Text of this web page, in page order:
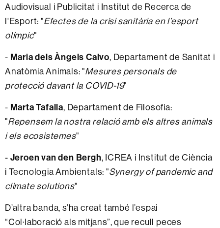
Audiovisual i Publicitat i Institut de Recerca de
l'Esport: "Efectes de la crisi sanitària en l’esport
olímpic"
- Maria dels Àngels Calvo, Departament de Sanitat i
Anatòmia Animals: "Mesures personals de
protecció davant la COVID-19"
- Marta Tafalla, Departament de Filosofia:
"Repensem la nostra relació amb els altres animals
i els ecosistemes"
- Jeroen van den Bergh, ICREA i Institut de Ciència
i Tecnologia Ambientals: "Synergy of pandemic and
climate solutions"
D’altra banda, s’ha creat també l’espai
“Col·laboració als mitjans”, que recull peces